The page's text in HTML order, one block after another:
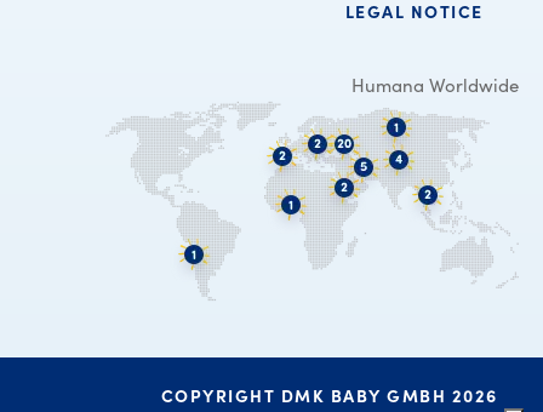
LEGAL NOTICE
Humana Worldwide
COPYRIGHT DMK BABY GMBH 2026